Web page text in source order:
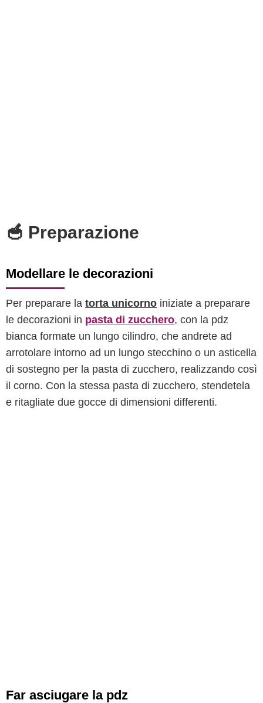
🥣 Preparazione
Modellare le decorazioni
Per preparare la torta unicorno iniziate a preparare
le decorazioni in pasta di zucchero, con la pdz
bianca formate un lungo cilindro, che andrete ad
arrotolare intorno ad un lungo stecchino o un asticella
di sostegno per la pasta di zucchero, realizzando così
il corno. Con la stessa pasta di zucchero, stendetela
e ritagliate due gocce di dimensioni differenti.
Far asciugare la pdz